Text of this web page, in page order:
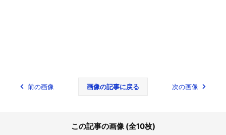
前の画像 画像の記事に戻る 次の画像
この記事の画像 (全10枚)